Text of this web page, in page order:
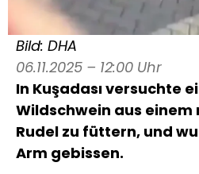
Bild: DHA
06.11.2025 – 12:00 Uhr
In Kuşadası versuchte
Wildschwein aus
Rudel zu füttern, und
Arm gebissen.